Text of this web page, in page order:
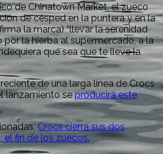
de Chinatown Market, el zueco
de césped en la puntera y en la
la marca) “llevar la serenidad
por la hierba al supermercado, a la
que sea que te lleve la
de una larga línea de Crocs
lanzamiento seproducirá este
Crocs cierra sus dos
fin de los zuecos.